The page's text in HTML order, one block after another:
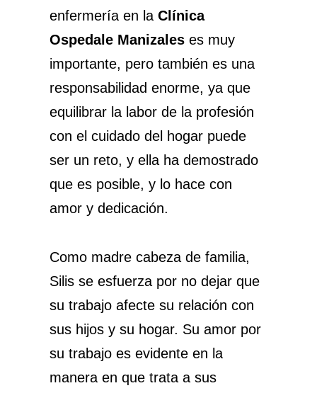
enfermería en la Clínica
Ospedale Manizales es muy
importante, pero también es una
responsabilidad enorme, ya que
equilibrar la labor de la profesión
con el cuidado del hogar puede
ser un reto, y ella ha demostrado
que es posible, y lo hace con
amor y dedicación.
Como madre cabeza de familia,
Silis se esfuerza por no dejar que
su trabajo afecte su relación con
sus hijos y su hogar. Su amor por
su trabajo es evidente en la
manera en que trata a sus